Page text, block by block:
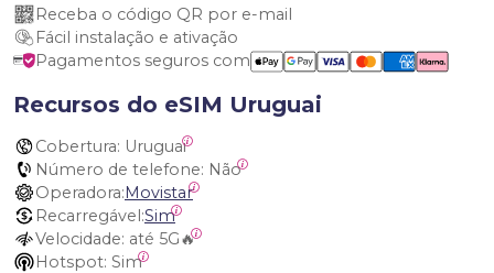
Receba o código QR por e-mail
Fácil instalação e ativação
Pagamentos seguros com
Recursos do eSIM Uruguai
Cobertura: Uruguai
Número de telefone: Não
Operadora:Movistar
Recarregável:Sim
Velocidade: até 5G🔥
Hotspot: Sim